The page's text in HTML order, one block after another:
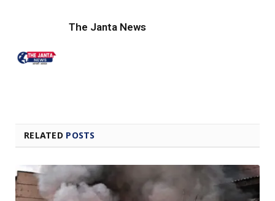
The Janta News
RELATED POSTS